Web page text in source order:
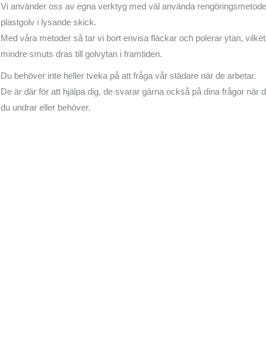
Vi använder oss av egna verktyg med väl använda
plastgolv i lysande skick.
Med våra metoder så tar vi bort envisa fläckar och polerar ytan,
mindre smuts dras till golvytan i framtiden.
Du behöver inte heller tveka på att fråga vår städare när de arbetar.
De är där för att hjälpa dig, de svarar gärna också på dina frågor när
du undrar eller behöver.